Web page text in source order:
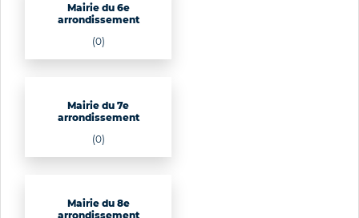
Mairie du 6e
arrondissement
(0)
Mairie du 7e
arrondissement
(0)
Mairie du 8e
arrondissement